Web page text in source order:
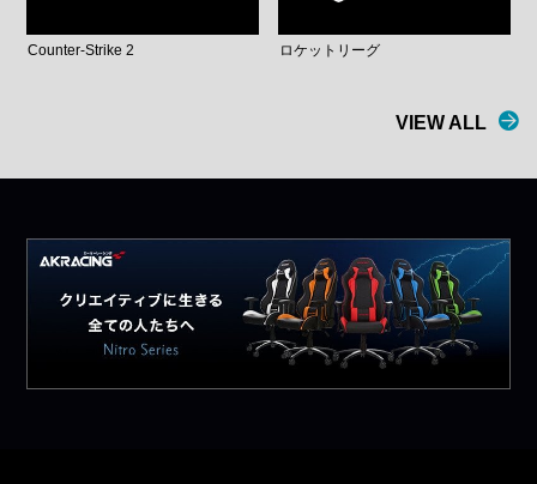
Counter-Strike 2 ロケットリーグ
VIEW ALL